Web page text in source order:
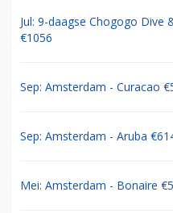
Jul: 9-daagse Chogogo Dive
€1056
Sep: Amsterdam - Curacao
Sep: Amsterdam - Aruba
Mei: Amsterdam - Bonaire